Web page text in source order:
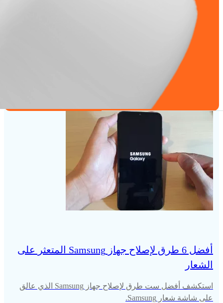
أفضل 6 طرق لإصلاح جهاز Samsung المتعثر على
الشعار
استكشف أفضل ست طرق لإصلاح جهاز Samsung الذي عالق
على شاشة شعار Samsung.